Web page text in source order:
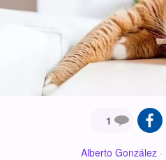
1
Alberto González·